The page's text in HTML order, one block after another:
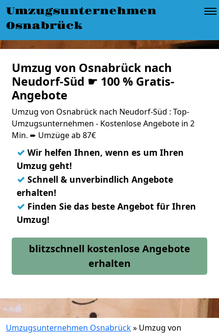
Umzugsunternehmen
Osnabrück
Umzug von Osnabrück nach
Neudorf-Süd ☛ 100 % Gratis-
Angebote
Umzug von Osnabrück nach Neudorf-Süd : Top-
Umzugsunternehmen - Kostenlose Angebote in 2
Min. ➨ Umzüge ab 87€
✓ Wir helfen Ihnen, wenn es um Ihren
Umzug geht!
✓ Schnell & unverbindlich Angebote
erhalten!
✓ Finden Sie das beste Angebot für Ihren
Umzug!
blitzschnell kostenlose Angebote
erhalten
Umzugsunternehmen Osnabrück» Umzug von